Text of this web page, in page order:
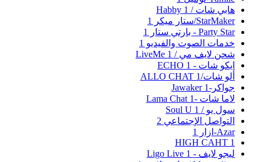
هابي شات / Habby 1
StarMaker/ستار ميكر
1
Party Star - بارتي ستار
1
خدمات الصوت والفيديو 1
شحن لايف مي / LiveMe 1
ايكو شات - ECHO 1
ألو شات/ALLO CHAT1
جواكر-Jawaker1
لاما شات -Lama Chat1
سول يو / Soul U 1
التواصل الإجتماعي 2
Azar-ازار
1
HIGH CAHT 1
ليجو لايف - Ligo Live 1